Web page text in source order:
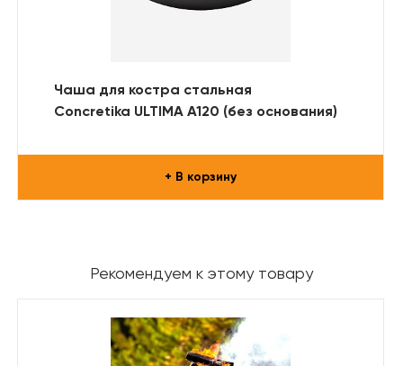
Чаша для костра стальная
Concretika ULTIMA A120 (без основания)
+ В корзину
Рекомендуем к этому товару